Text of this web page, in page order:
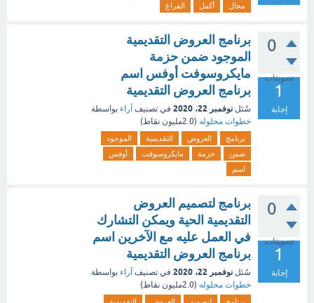
مجال
أكمل الفراغ
0
تصويتات
1
إجابة
برنامج العروض التقديمية
الموجود ضمن حزمة
مايكروسوفت أوفس اسم
برنامج العروض التقديمية
سُئل نوفمبر 22، 2020 في تصنيف آراء بواسطة
خطوات محلوله (2.0مليون نقاط)
برنامج العروض التقديمية
الموجود
ضمن
حزمة مايكروسوفت
أوفس
اسم
0
تصويتات
1
إجابة
برنامج لتصميم العروض
التقديمية الحية ويمكن التشارك
في العمل عليه مع الآخرين اسم
برنامج العروض التقديمية
سُئل نوفمبر 22، 2020 في تصنيف آراء بواسطة
خطوات محلوله (2.0مليون نقاط)